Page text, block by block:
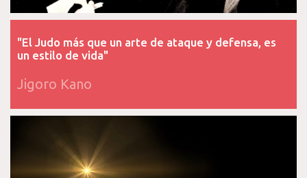
"El Judo más que un arte de ataque y defensa, es
un estilo de vida"
Jigoro Kano